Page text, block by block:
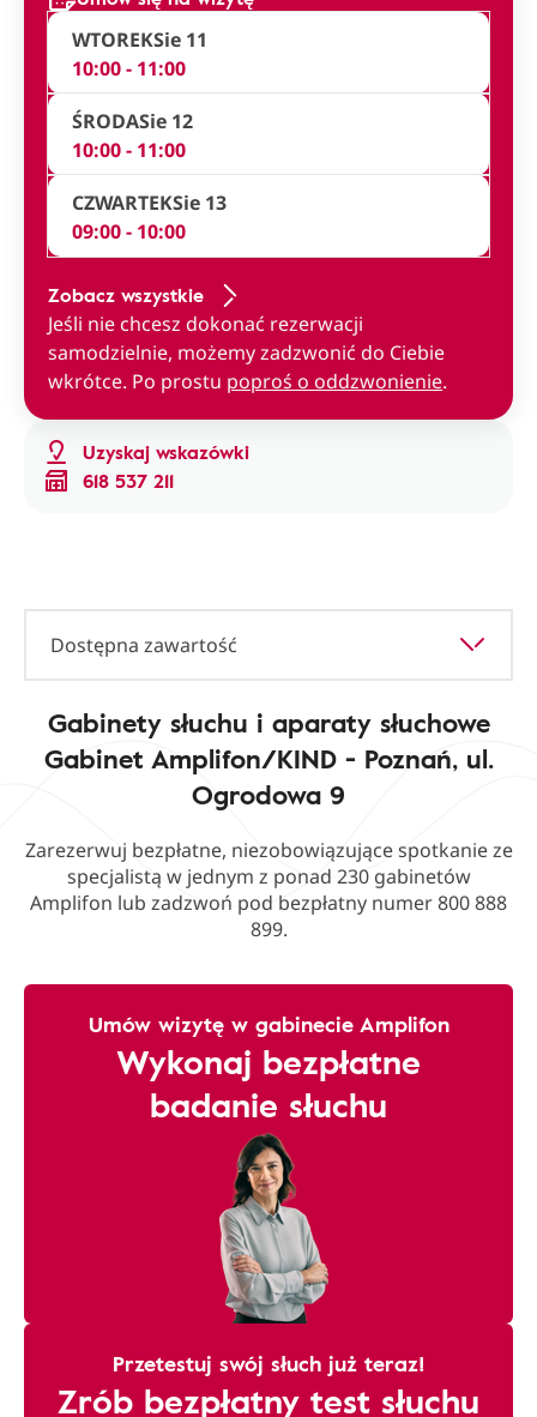
Uzyskaj wskazówki
618 537 211
WTOREKSie 11
10:00 - 11:00
ŚRODASie 12
10:00 - 11:00
CZWARTEKSie 13
09:00 - 10:00
Zobacz wszystkie
Jeśli nie chcesz dokonać rezerwacji
samodzielnie, możemy zadzwonić do Ciebie
wkrótce. Po prostu poproś o oddzwonienie.
Dostępna zawartość
Gabinety słuchu i aparaty słuchowe
Gabinet Amplifon/KIND - Poznań, ul.
Ogrodowa 9
Zarezerwuj bezpłatne, niezobowiązujące spotkanie ze
specjalistą w jednym z ponad 230 gabinetów
Amplifon lub zadzwoń pod bezpłatny numer 800 888
899.
Umów wizytę w gabinecie Amplifon
Wykonaj bezpłatne
badanie słuchu
Przetestuj swój słuch już teraz!
Zrób bezpłatny test słuchu